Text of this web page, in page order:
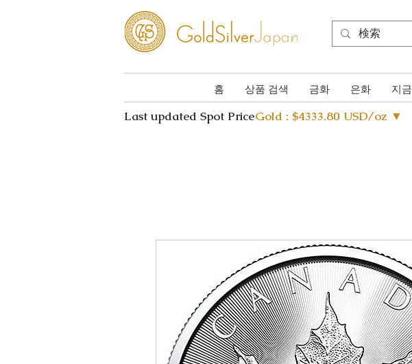
홈 상품 검색 금화 은화 지금
Last updated Spot PriceGold : $4333.80 USD/oz ▼